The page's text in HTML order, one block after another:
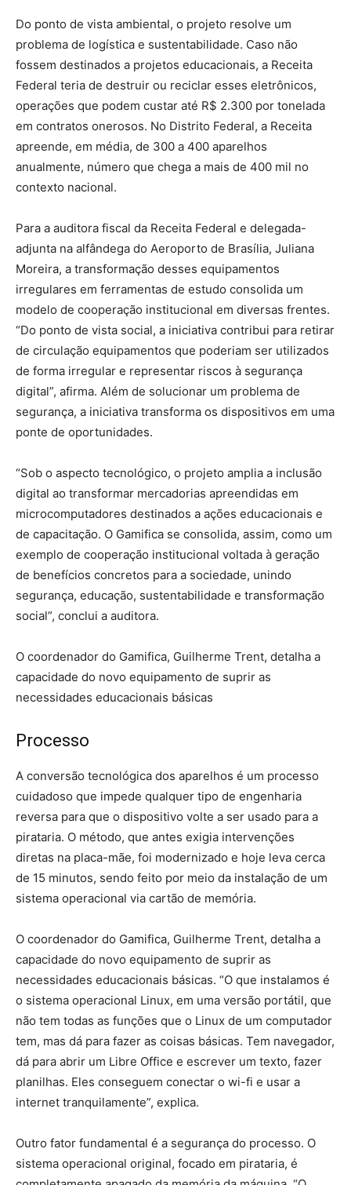
Do ponto de vista ambiental, o projeto resolve um
problema de logística e sustentabilidade. Caso não
fossem destinados a projetos educacionais, a Receita
Federal teria de destruir ou reciclar esses eletrônicos,
operações que podem custar até R$ 2.300 por tonelada
em contratos onerosos. No Distrito Federal, a Receita
apreende, em média, de 300 a 400 aparelhos
anualmente, número que chega a mais de 400 mil no
contexto nacional.
Para a auditora fiscal da Receita Federal e delegada-
adjunta na alfândega do Aeroporto de Brasília, Juliana
Moreira, a transformação desses equipamentos
irregulares em ferramentas de estudo consolida um
modelo de cooperação institucional em diversas frentes.
“Do ponto de vista social, a iniciativa contribui para retirar
de circulação equipamentos que poderiam ser utilizados
de forma irregular e representar riscos à segurança
digital”, afirma. Além de solucionar um problema de
segurança, a iniciativa transforma os dispositivos em uma
ponte de oportunidades.
“Sob o aspecto tecnológico, o projeto amplia a inclusão
digital ao transformar mercadorias apreendidas em
microcomputadores destinados a ações educacionais e
de capacitação. O Gamifica se consolida, assim, como um
exemplo de cooperação institucional voltada à geração
de benefícios concretos para a sociedade, unindo
segurança, educação, sustentabilidade e transformação
social”, conclui a auditora.
O coordenador do Gamifica, Guilherme Trent, detalha a
capacidade do novo equipamento de suprir as
necessidades educacionais básicas
Processo
A conversão tecnológica dos aparelhos é um processo
cuidadoso que impede qualquer tipo de engenharia
reversa para que o dispositivo volte a ser usado para a
pirataria. O método, que antes exigia intervenções
diretas na placa-mãe, foi modernizado e hoje leva cerca
de 15 minutos, sendo feito por meio da instalação de um
sistema operacional via cartão de memória.
O coordenador do Gamifica, Guilherme Trent, detalha a
capacidade do novo equipamento de suprir as
necessidades educacionais básicas. “O que instalamos é
o sistema operacional Linux, em uma versão portátil, que
não tem todas as funções que o Linux de um computador
tem, mas dá para fazer as coisas básicas. Tem navegador,
dá para abrir um Libre Office e escrever um texto, fazer
planilhas. Eles conseguem conectar o wi-fi e usar a
internet tranquilamente”, explica.
Outro fator fundamental é a segurança do processo. O
sistema operacional original, focado em pirataria, é